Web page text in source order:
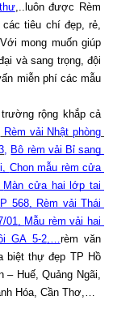
,..luôn được Rèm
tiêu chí đẹp, rẻ,
mong muốn giúp
và sang trọng, đội
miễn phí các mẫu
rộng khắp cả
Rèm vải Nhật phòng
, Bộ rèm vải Bỉ sang
, Chọn mẫu rèm cửa
Màn cửa hai lớp tại
568, Rèm vải Thái
01, Mẫu rèm vải hai
GA 5-2,…rèm văn
biệt thự đẹp TP Hồ
– Huế, Quảng Ngãi,
Hóa, Cần Thơ,…